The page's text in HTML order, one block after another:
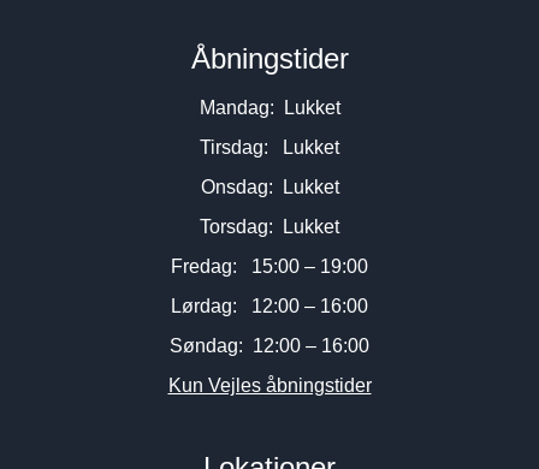
Åbningstider
Mandag: Lukket
Tirsdag: Lukket
Onsdag: Lukket
Torsdag: Lukket
Fredag: 15:00 – 19:00
Lørdag: 12:00 – 16:00
Søndag: 12:00 – 16:00
Kun Vejles åbningstider